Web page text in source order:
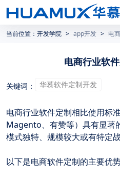
当前位置： 开发学院 > app开发 > 电
电商行业软
关键词： 华慕软件定制开发
电商行业软件定制相比使用标
Magento、有赞等）具有显著
模式独特、规模较大或有特定
以下是电商软件定制的主要优